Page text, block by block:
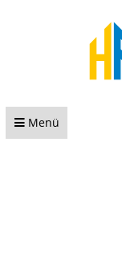
Menü